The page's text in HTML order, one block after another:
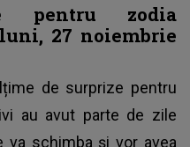
pentru zodia
27 noiembrie
de surprize pentru
au avut parte de zile
schimba și vor avea